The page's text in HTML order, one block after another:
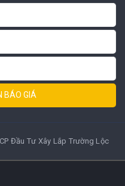
BÁO GIÁ
Đầu Tư Xây Lắp Trường Lộc